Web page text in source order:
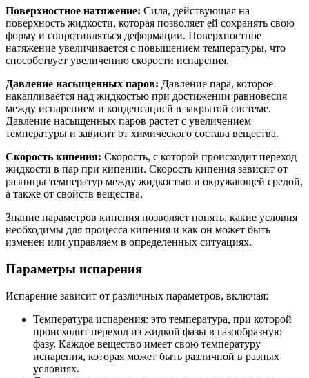
Поверхностное натяжение: Сила, действующая на
поверхность жидкости, которая позволяет ей сохранять свою
форму и сопротивляться деформации. Поверхностное
натяжение увеличивается с повышением температуры, что
способствует увеличению скорости испарения.
Давление насыщенных паров: Давление пара, которое
накапливается над жидкостью при достижении равновесия
между испарением и конденсацией в закрытой системе.
Давление насыщенных паров растет с увеличением
температуры и зависит от химического состава вещества.
Скорость кипения: Скорость, с которой происходит переход
жидкости в пар при кипении. Скорость кипения зависит от
разницы температур между жидкостью и окружающей средой,
а также от свойств вещества.
Знание параметров кипения позволяет понять, какие условия
необходимы для процесса кипения и как он может быть
изменен или управляем в определенных ситуациях.
Параметры испарения
Испарение зависит от различных параметров, включая:
Температура испарения: это температура, при которой
происходит переход из жидкой фазы в газообразную
фазу. Каждое вещество имеет свою температуру
испарения, которая может быть различной в разных
условиях.